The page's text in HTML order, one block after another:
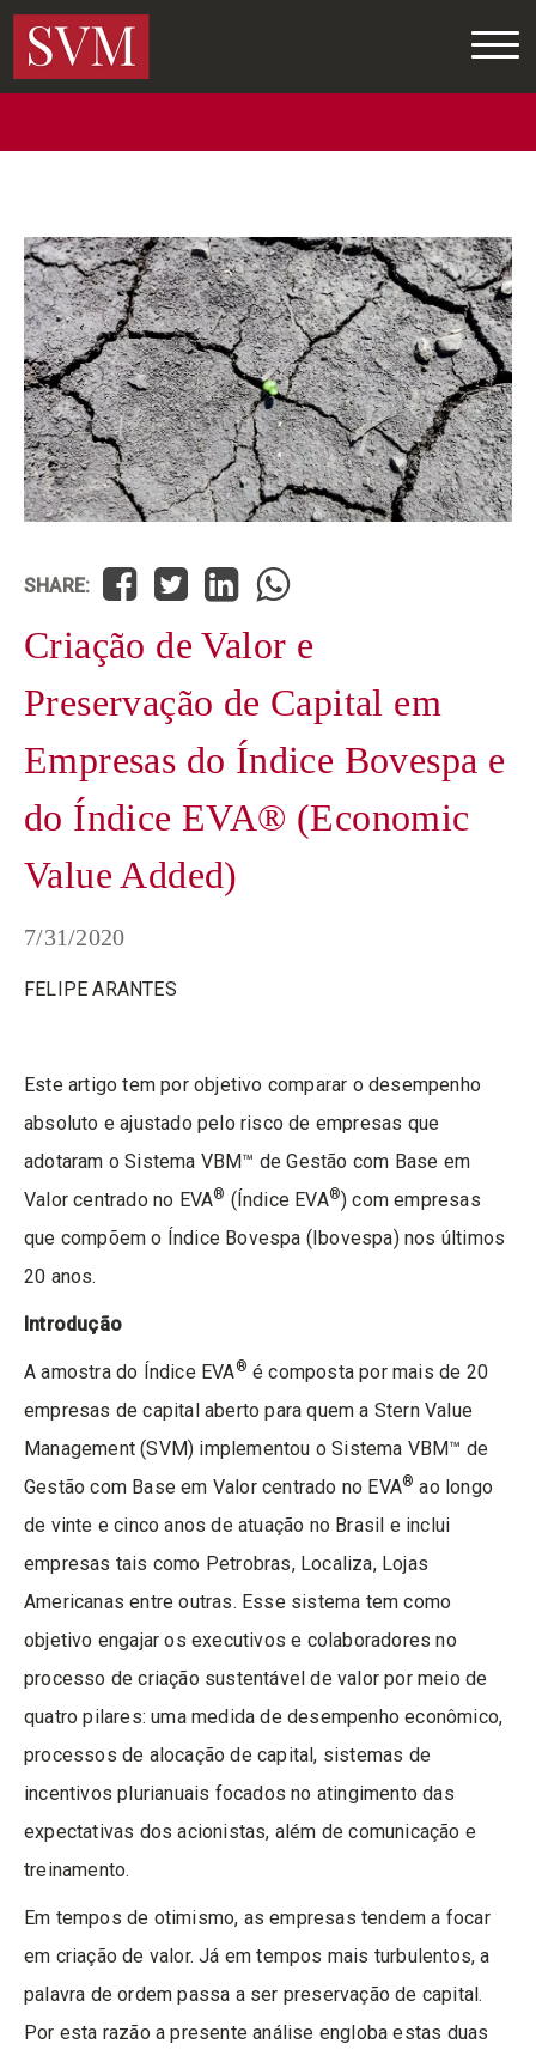
SHARE:
Criação de Valor e
Preservação de Capital em
Empresas do Índice Bovespa e
do Índice EVA® (Economic
Value Added)
7/31/2020
FELIPE ARANTES
Este artigo tem por objetivo comparar o desempenho
absoluto e ajustado pelo risco de empresas que
adotaram oSistema VBM™ de Gestão com Base em
Valor centrado no EVA® (Índice EVA®) com empresas
que compõem o Índice Bovespa (Ibovespa) nos últimos
20 anos.
Introdução
A amostra do Índice EVA® é composta por mais de 20
empresas de capital aberto para quem a Stern Value
Management (SVM) implementou oSistema VBM™ de
Gestão com Base em Valor centrado no EVA® ao longo
de vinte e cinco anos de atuação no Brasil e inclui
empresas tais como Petrobras, Localiza, Lojas
Americanas entre outras. Esse sistema tem como
objetivo engajar os executivos e colaboradores no
processo de criação sustentável de valor por meio de
quatro pilares: uma medida de desempenho econômico,
processos de alocação de capital, sistemas de
incentivos plurianuais focados no atingimento das
expectativas dos acionistas, além de comunicação e
treinamento.
Em tempos de otimismo, as empresas tendem a focar
em criação de valor. Já em tempos mais turbulentos, a
palavra de ordem passa a ser preservação de capital.
Por esta razão a presente análise engloba estas duas